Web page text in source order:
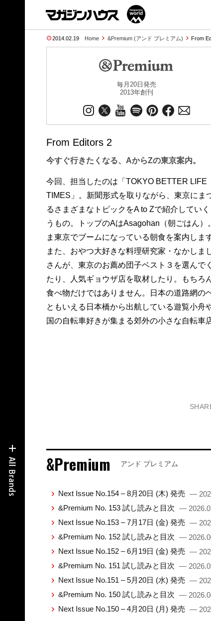
2014.02.19 Home &Premium (アンド プレミアム) From
毎月20日発売
2013年創刊
From Editors 2
今すぐ行きたくなる、AからZの東京案内。
今回、担当したのは「TOKYO BETTER LIFE
TIMES」。新聞形式を取りながら、東京にま
るさまざまなトピックをA to Zで紹介してい
うもの。トップのAはAsagohan（朝ごはん）
ま東京でブームになっている朝食を案内します
また、おやつ大好きな料理研究家・なかしま
さんが、東京のお薦め団子ベスト３を選んで
たり、人気ギョウザ店を取材したり。もちろん
食べ物だけではありません。日本の道路網の
ともいえる日本橋から出航している遊覧小舟
国の自転車好きが集まる郊外の小さな自転車
ど、通常のガイドブックには載っていない情報が
満載。さらには植草甚一、向田邦子、池波正
といった大御所作家にちなんだ東京、という
&Premium アンド プレミアム
Next Issue No.154 – 8月20日 (木) 発売 —
&Premium No. 153 試し読みと目次 —
Next Issue No.153 – 7月17日 (金) 発売 —
&Premium No. 152 試し読みと目次 —
Next Issue No.152 – 6月19日 (金) 発売 —
&Premium No. 151 試し読みと目次 —
Next Issue No.151 – 5月20日 (水) 発売 —
&Premium No. 150 試し読みと目次 —
Next Issue No.150 – 4月20日 (月) 発売 —